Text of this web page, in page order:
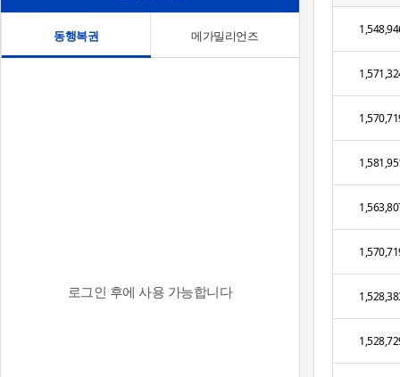
동행복권 메가밀리언즈
로그인 후에 사용 가능합니다